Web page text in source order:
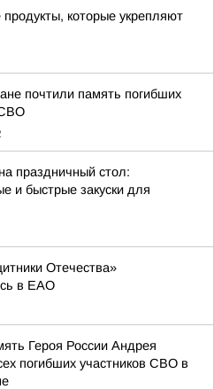
которые укрепляют
почтили память погибших
СВО
праздничный стол:
и быстрые закуски для
Отечества»
в ЕАО
Героя России Андрея
погибших участников СВО в